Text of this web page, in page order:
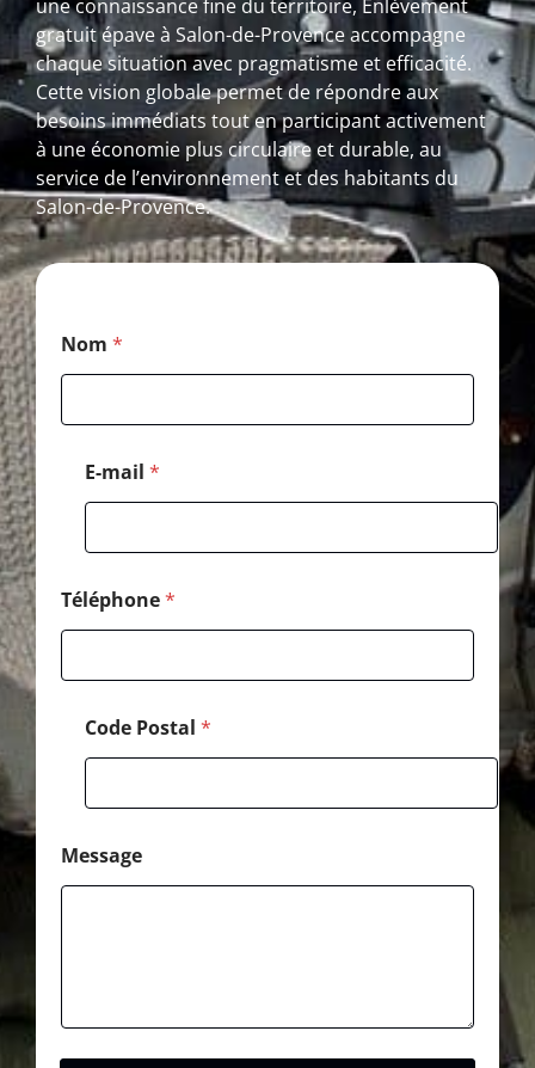
une connaissance fine du territoire, Enlèvement
gratuit épave à Salon-de-Provence accompagne
chaque situation avec pragmatisme et efficacité.
Cette vision globale permet de répondre aux
besoins immédiats tout en participant activement
à une économie plus circulaire et durable, au
service de l’environnement et des habitants du
Salon-de-Provence.
Nom *
E-mail *
o
t
a
o
s
a
l
Téléphone*
Code Postal *
Message